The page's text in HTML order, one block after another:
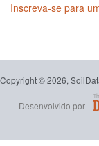
Inscreva-se para
Copyright © 2026,
Desenvolvido por